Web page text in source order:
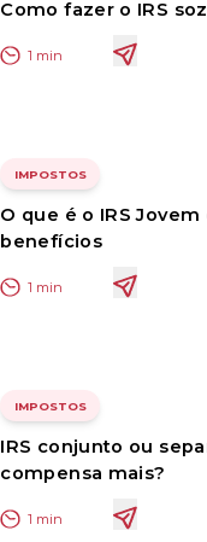
Como fazer o IRS
1 min
IMPOSTOS
O que é o IRS Jovem
benefícios
1 min
IMPOSTOS
IRS conjunto ou
compensa mais?
1 min